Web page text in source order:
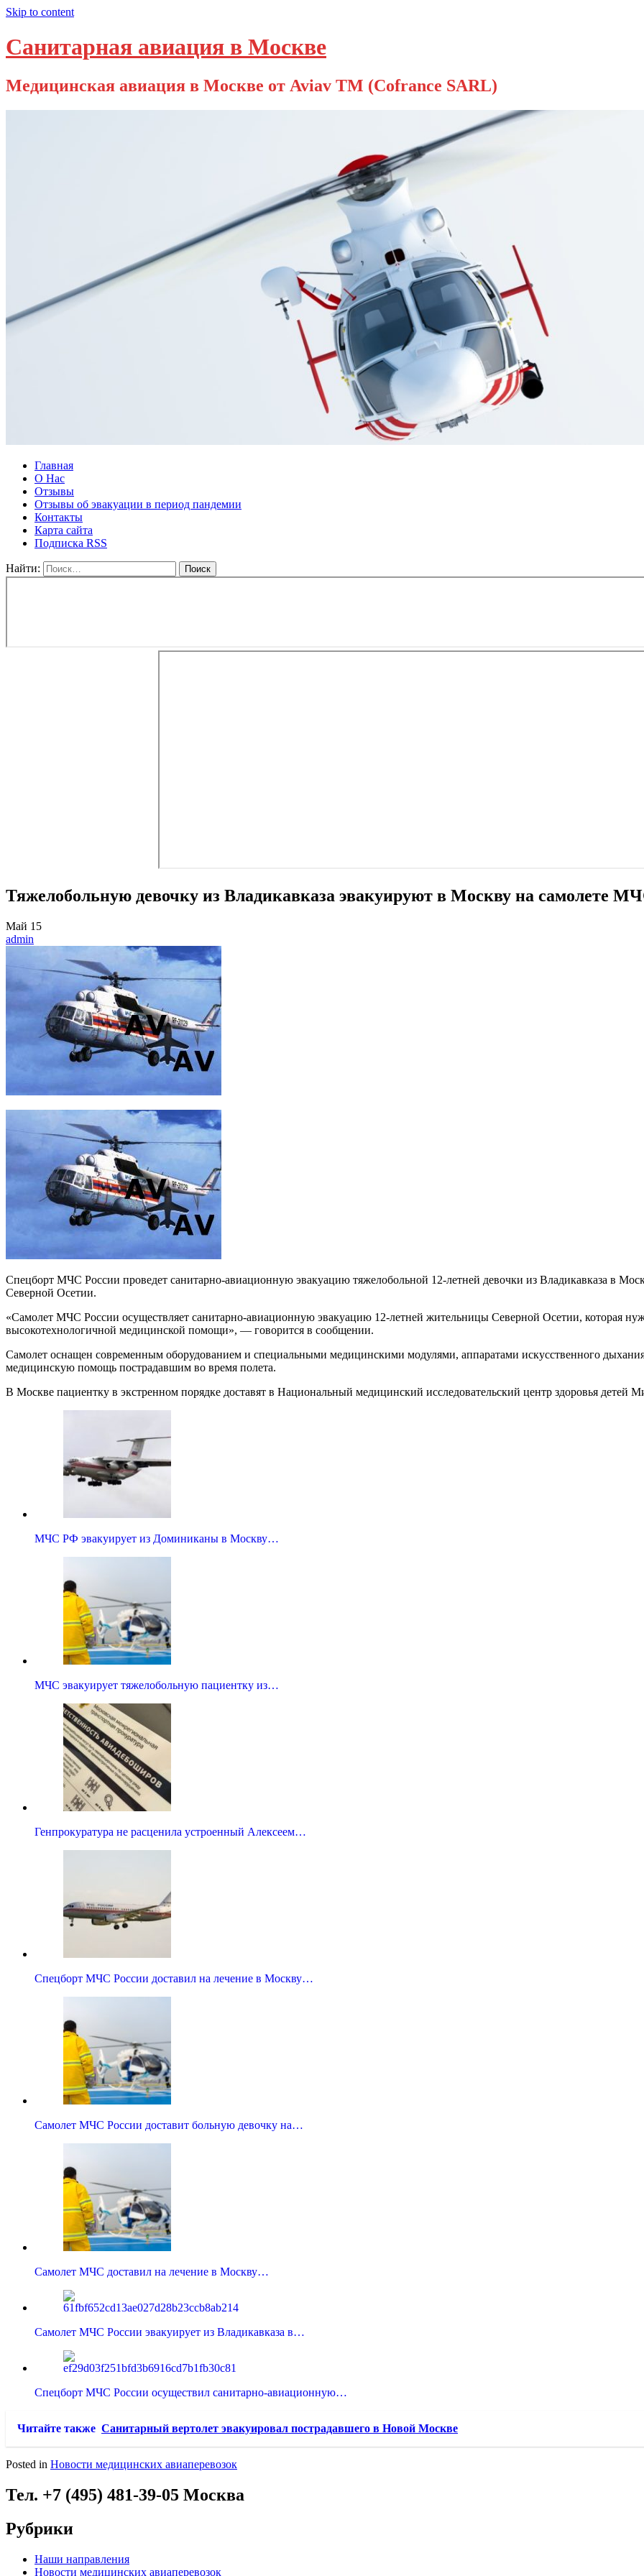
Skip to content
Санитарная авиация в Москве
Медицинская авиация в Москве от Aviav TM (Cofrance SARL)
Главная
О Нас
Отзывы
Отзывы об эвакуации в период пандемии
Контакты
Карта сайта
Подписка RSS
Найти:
Тяжелобольную девочку из Владикавказа эвакуируют в Москву на самолете
Май 15
admin
Спецборт МЧС России проведет санитарно-авиационную эвакуацию тяжелобольной 12-летней девочки из Владикавказа в
Северной Осетии.
«Самолет МЧС России осуществляет санитарно-авиационную эвакуацию 12-летней жительницы Северной Осетии, которая
высокотехнологичной медицинской помощи», — говорится в сообщении.
Самолет оснащен современным оборудованием и специальными медицинскими модулями, аппаратами искусственного
медицинскую помощь пострадавшим во время полета.
В Москве пациентку в экстренном порядке доставят в Национальный медицинский исследовательский центр здоровья детей
МЧС РФ эвакуирует из Доминиканы в Москву…
МЧС эвакуирует тяжелобольную пациентку из…
Генпрокуратура не расценила устроенный Алексеем…
Спецборт МЧС России доставил на лечение в Москву…
Самолет МЧС России доставит больную девочку на…
Самолет МЧС доставил на лечение в Москву…
Самолет МЧС России эвакуирует из Владикавказа в…
Спецборт МЧС России осуществил санитарно-авиационную…
Читайте также Санитарный вертолет эвакуировал пострадавшего в Новой Москве
Posted in Новости медицинских авиаперевозок
Тел. +7 (495) 481-39-05 Москва
Рубрики
Наши направления
Новости медицинских авиаперевозок